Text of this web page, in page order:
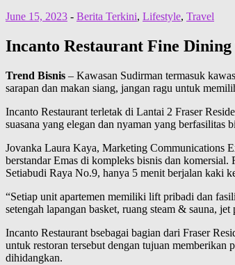
June 15, 2023 - Berita Terkini, Lifestyle, Travel
Incanto Restaurant Fine
Trend Bisnis – Kawasan Sudirman termasuk
sarapan dan makan siang, jangan ragu untuk
Incanto Restaurant terletak di Lantai 2 Fraser
suasana yang elegan dan nyaman yang
Jovanka Laura Kaya, Marketing Communications
berstandar Emas di kompleks bisnis dan komersial.
Setiabudi Raya No.9, hanya 5 menit berjalan kaki
“Setiap unit apartemen memiliki lift pribadi dan
setengah lapangan basket, ruang steam & sauna,
Incanto Restaurant bsebagai bagian dari Fraser
untuk restoran tersebut dengan tujuan
dihidangkan.